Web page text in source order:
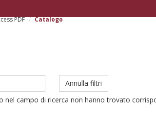
PDF Catalogo
Annulla filtri
nel campo di ricerca non hanno trovato